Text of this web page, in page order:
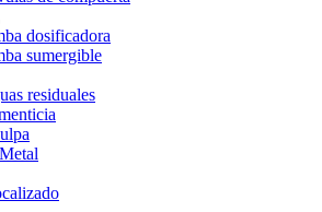
dosificadora
sumergible
residuales